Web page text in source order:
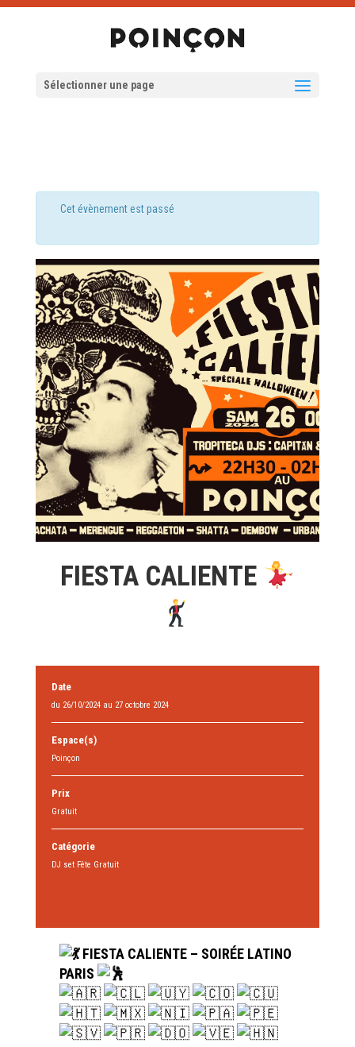
Sélectionner une page
Cet évènement est passé
FIESTA CALIENTE
Date
du 26/10/2024 au 27 octobre 2024
Espace(s)
Poinçon
Prix
Gratuit
Catégorie
DJ set Fête Gratuit
FIESTA CALIENTE – SOIRÉE LATINO
PARIS